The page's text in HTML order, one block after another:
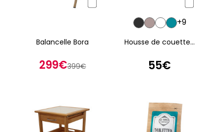
Balancelle Bora
299€399€
Housse de couette...
55€
+9